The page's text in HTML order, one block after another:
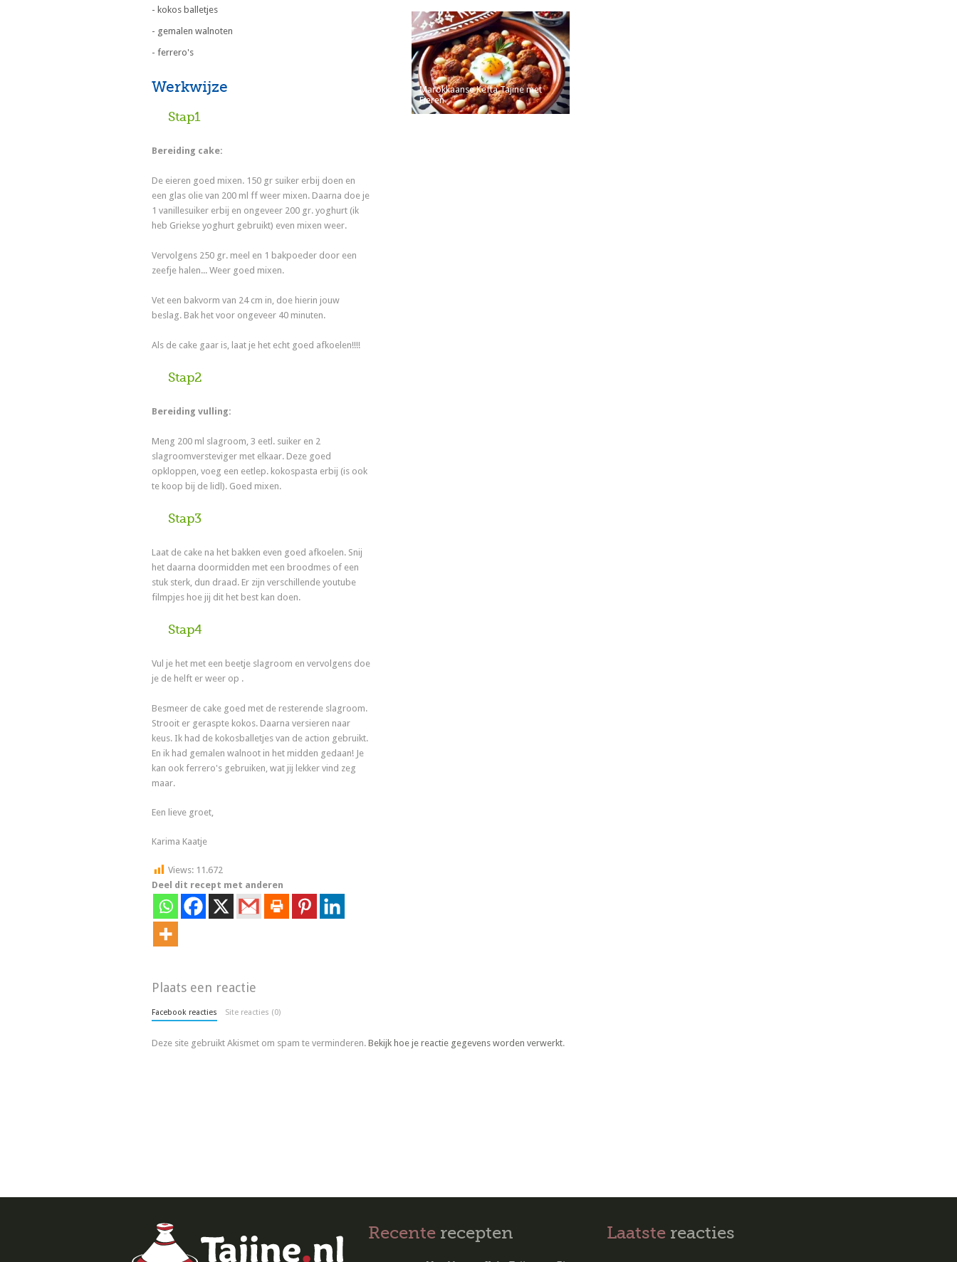
- kokos balletjes
- gemalen walnoten
- ferrero's
Werkwijze
Stap1
Bereiding cake:
De eieren goed mixen. 150 gr suiker erbij doen en
een glas olie van 200 ml ff weer mixen. Daarna doe je
1 vanillesuiker erbij en ongeveer 200 gr. yoghurt (ik
heb Griekse yoghurt gebruikt) even mixen weer.
Vervolgens 250 gr. meel en 1 bakpoeder door een
zeefje halen... Weer goed mixen.
Vet een bakvorm van 24 cm in, doe hierin jouw
beslag. Bak het voor ongeveer 40 minuten.
Als de cake gaar is, laat je het echt goed afkoelen!!!!
Stap2
Bereiding vulling:
Meng 200 ml slagroom, 3 eetl. suiker en 2
slagroomversteviger met elkaar. Deze goed
opkloppen, voeg een eetlep. kokospasta erbij (is ook
te koop bij de lidl). Goed mixen.
Stap3
Laat de cake na het bakken even goed afkoelen. Snij
het daarna doormidden met een broodmes of een
stuk sterk, dun draad. Er zijn verschillende youtube
filmpjes hoe jij dit het best kan doen.
Stap4
Vul je het met een beetje slagroom en vervolgens doe
je de helft er weer op .
Besmeer de cake goed met de resterende slagroom.
Strooit er geraspte kokos. Daarna versieren naar
keus. Ik had de kokosballetjes van de action gebruikt.
En ik had gemalen walnoot in het midden gedaan! Je
kan ook ferrero's gebruiken, wat jij lekker vind zeg
maar.
Een lieve groet,
Karima Kaatje
Views: 11.672
Deel dit recept met anderen
Marokkaanse Kefta Tajine met
Eieren
Plaats een reactie
Facebook reacties Site reacties (0)
Deze site gebruikt Akismet om spam te verminderen. Bekijk hoe je reactie gegevens worden verwerkt.
Recente recepten Laatste reacties